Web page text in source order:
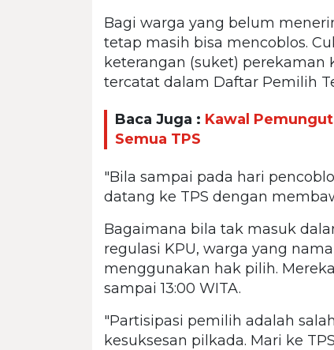
Bagi warga yang belum
tetap masih bisa mencoblos.
keterangan (suket) perekaman
tercatat dalam Daftar Pemilih
Baca Juga : Kawal
Semua TPS
"Bila sampai pada hari
datang ke TPS dengan
Bagaimana bila tak masuk
regulasi KPU, warga yang
menggunakan hak pilih.
sampai 13:00 WITA.
"Partisipasi pemilih adalah
kesuksesan pilkada. Mari ke